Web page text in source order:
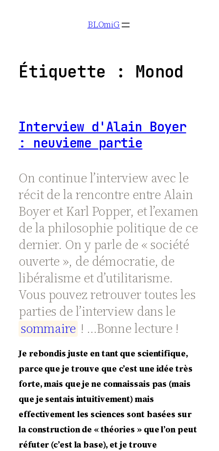
BLOmiG
Étiquette : Monod
Interview d'Alain Boyer
: neuvieme partie
On continue l’interview avec le
récit de la rencontre entre Alain
Boyer et Karl Popper, et l’examen
de la philosophie politique de ce
dernier. On y parle de « société
ouverte », de démocratie, de
libéralisme et d’utilitarisme.
Vous pouvez retrouver toutes les
parties de l’interview dans le
sommaire ! …Bonne lecture !
Je rebondis juste en tant que scientifique,
parce que je trouve que c’est une idée très
forte, mais que je ne connaissais pas (mais
que je sentais intuitivement) mais
effectivement les sciences sont basées sur
la construction de « théories » que l’on peut
réfuter (c’est la base), et je trouve